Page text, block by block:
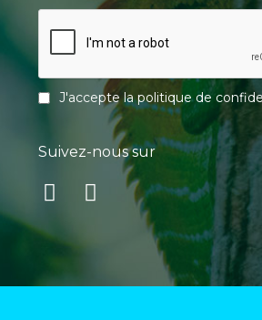
J'accepte lapolitique de
Suivez-nous sur